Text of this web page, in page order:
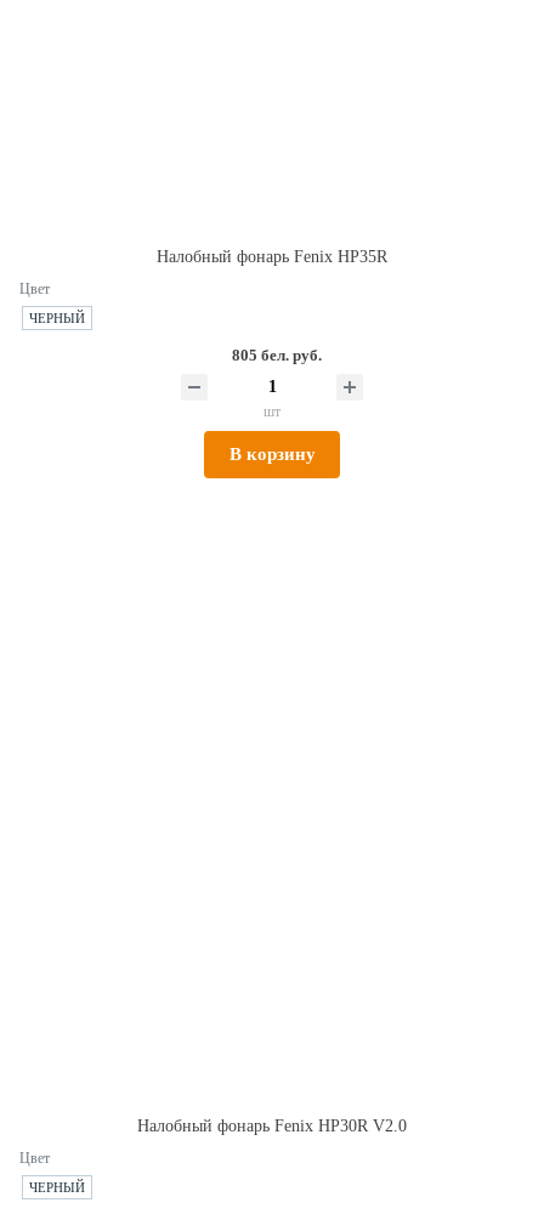
Налобный фонарь Fenix HP35R
Цвет
ЧЕРНЫЙ
805 бел. руб.
шт
В корзину
Налобный фонарь Fenix HP30R V2.0
Цвет
ЧЕРНЫЙ